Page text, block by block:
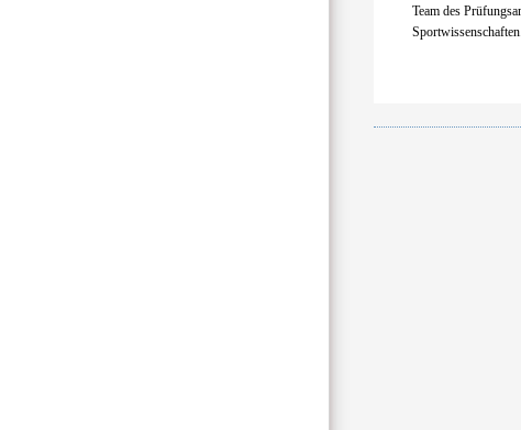
Team des
Sportwissenschaften.